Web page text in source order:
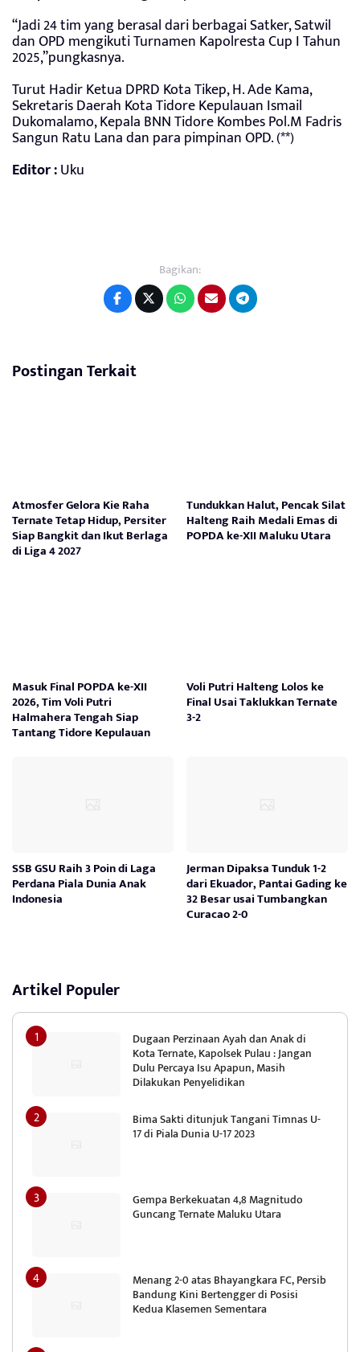
“Jadi 24 tim yang berasal dari berbagai Satker, Satwil
dan OPD mengikuti Turnamen Kapolresta Cup I Tahun
2025,”pungkasnya.
Turut Hadir Ketua DPRD Kota Tikep, H. Ade Kama,
Sekretaris Daerah Kota Tidore Kepulauan Ismail
Dukomalamo, Kepala BNN Tidore Kombes Pol.M Fadris
Sangun Ratu Lana dan para pimpinan OPD. (**)
Editor :Uku
Bagikan:
Postingan Terkait
Atmosfer Gelora Kie Raha
Ternate Tetap Hidup, Persiter
Siap Bangkit dan Ikut Berlaga
di Liga 4 2027
Tundukkan Halut, Pencak Silat
Halteng Raih Medali Emas di
POPDA ke-XII Maluku Utara
Masuk Final POPDA ke-XII
2026, Tim Voli Putri
Halmahera Tengah Siap
Tantang Tidore Kepulauan
Voli Putri Halteng Lolos ke
Final Usai Taklukkan Ternate
3-2
SSB GSU Raih 3 Poin di Laga
Perdana Piala Dunia Anak
Indonesia
Jerman Dipaksa Tunduk 1-2
dari Ekuador, Pantai Gading ke
32 Besar usai Tumbangkan
Curacao 2-0
Artikel Populer
Dugaan Perzinaan Ayah dan Anak di
Kota Ternate, Kapolsek Pulau : Jangan
Dulu Percaya Isu Apapun, Masih
Dilakukan Penyelidikan
Bima Sakti ditunjuk Tangani Timnas U-
17 di Piala Dunia U-17 2023
Gempa Berkekuatan 4,8 Magnitudo
Guncang Ternate Maluku Utara
Menang 2-0 atas Bhayangkara FC, Persib
Bandung Kini Bertengger di Posisi
Kedua Klasemen Sementara